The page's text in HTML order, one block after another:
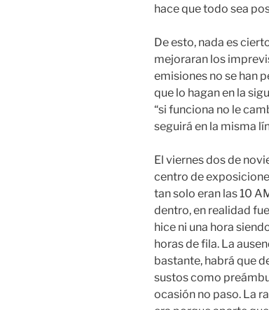
hace que todo sea
De esto, nada es
mejoraran los
emisiones no se han
que lo hagan en la
“si funciona no le
seguirá en la misma
El viernes dos de
centro de
tan solo eran las 10
dentro, en realidad
hice ni una hora
horas de fila. La
bastante, habrá que
sustos como
ocasión no paso. La